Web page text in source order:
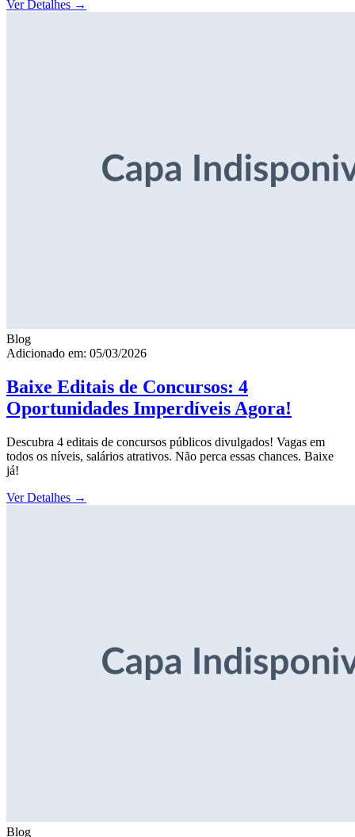
Ver Detalhes →
Blog
Adicionado em: 05/03/2026
Baixe Editais de Concursos: 4
Oportunidades Imperdíveis Agora!
Descubra 4 editais de concursos públicos divulgados! Vagas em
todos os níveis, salários atrativos. Não perca essas chances. Baixe
já!
Ver Detalhes →
Blog